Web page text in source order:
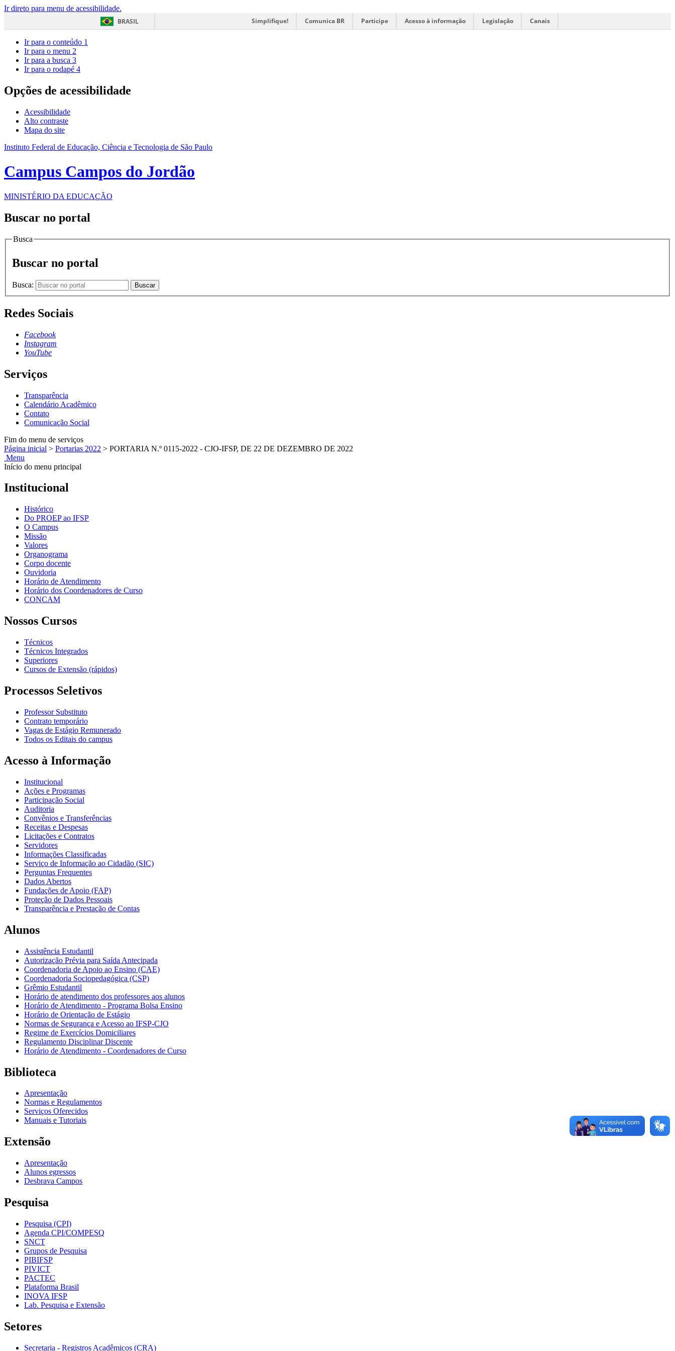
Ir direto para menu de acessibilidade.
BRASIL
Simplifique! Comunica BR Participe Acesso à informação Legislação Canais
Ir para o conteúdo 1
Ir para o menu 2
Ir para a busca 3
Ir para o rodapé 4
Opções de acessibilidade
Acessibilidade
Alto contraste
Mapa do site
Instituto Federal de Educação, Ciência e Tecnologia de São Paulo
Campus Campos do Jordão
MINISTÉRIO DA EDUCAÇÃO
Buscar no portal
Busca
Buscar no portal
Busca: Buscar
Redes Sociais
Facebook
Instagram
YouTube
Serviços
Transparência
Calendário Acadêmico
Contato
Comunicação Social
Fim do menu de serviços
Página inicial > Portarias 2022 > PORTARIA N.º 0115-2022 - CJO-IFSP, DE 22 DE DEZEMBRO DE 2022
Menu
Início do menu principal
Institucional
Histórico
Do PROEP ao IFSP
O Campus
Missão
Valores
Organograma
Corpo docente
Ouvidoria
Horário de Atendimento
Horário dos Coordenadores de Curso
CONCAM
Nossos Cursos
Técnicos
Técnicos Integrados
Superiores
Cursos de Extensão (rápidos)
Processos Seletivos
Professor Substituto
Contrato temporário
Vagas de Estágio Remunerado
Todos os Editais do campus
Acesso à Informação
Institucional
Ações e Programas
Participação Social
Auditoria
Convênios e Transferências
Receitas e Despesas
Licitações e Contratos
Servidores
Informações Classificadas
Serviço de Informação ao Cidadão (SIC)
Perguntas Frequentes
Dados Abertos
Fundações de Apoio (FAP)
Proteção de Dados Pessoais
Transparência e Prestação de Contas
Alunos
Assistência Estudantil
Autorização Prévia para Saída Antecipada
Coordenadoria de Apoio ao Ensino (CAE)
Coordenadoria Sociopedagógica (CSP)
Grêmio Estudantil
Horário de atendimento dos professores aos alunos
Horário de Atendimento - Programa Bolsa Ensino
Horário de Orientação de Estágio
Normas de Segurança e Acesso ao IFSP-CJO
Regime de Exercícios Domiciliares
Regulamento Disciplinar Discente
Horário de Atendimento - Coordenadores de Curso
Biblioteca
Apresentação
Normas e Regulamentos
Serviços Oferecidos
Manuais e Tutoriais
Extensão
Apresentação
Alunos egressos
Desbrava Campos
Pesquisa
Pesquisa (CPI)
Agenda CPI/COMPESQ
SNCT
Grupos de Pesquisa
PIBIFSP
PIVICT
PACTEC
Plataforma Brasil
INOVA IFSP
Lab. Pesquisa e Extensão
Setores
Secretaria - Registros Acadêmicos (CRA)